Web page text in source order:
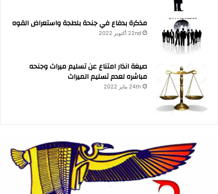
مذكرة بدفاع في جنحة بلطجة واستعراض القوه
22nd أكتوبر 2022
صيغة انذار امتناع عن تسليم ميراث وجنحه
مباشره لعدم تسليم الميراث
24th يناير 2022